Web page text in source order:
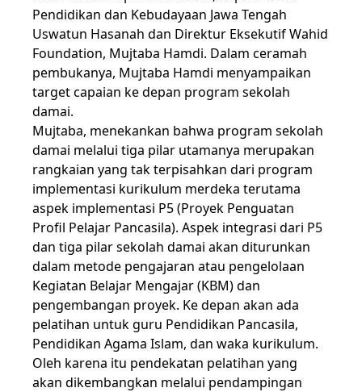
Pendidikan dan Kebudayaan Jawa Tengah
Uswatun Hasanah dan Direktur Eksekutif Wahid
Foundation, Mujtaba Hamdi. Dalam ceramah
pembukanya, Mujtaba Hamdi menyampaikan
target capaian ke depan program sekolah
damai.
Mujtaba, menekankan bahwa program sekolah
damai melalui tiga pilar utamanya merupakan
rangkaian yang tak terpisahkan dari program
implementasi kurikulum merdeka terutama
aspek implementasi P5 (Proyek Penguatan
Profil Pelajar Pancasila). Aspek integrasi dari P5
dan tiga pilar sekolah damai akan diturunkan
dalam metode pengajaran atau pengelolaan
Kegiatan Belajar Mengajar (KBM) dan
pengembangan proyek. Ke depan akan ada
pelatihan untuk guru Pendidikan Pancasila,
Pendidikan Agama Islam, dan waka kurikulum.
Oleh karena itu pendekatan pelatihan yang
akan dikembangkan melalui pendampingan